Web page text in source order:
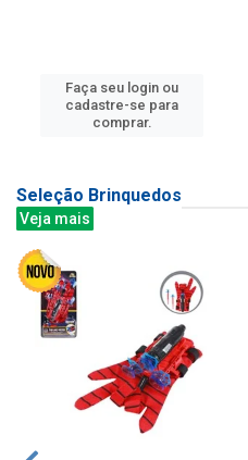
Faça seu login ou
cadastre-se para
comprar.
Seleção Brinquedos
Veja mais